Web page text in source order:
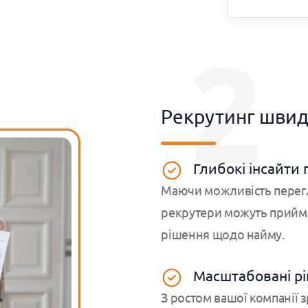
Рекрутинг
2
Глибокі
Маючи можливість
рекрутери можуть
рішення щодо найму.
Масштабовані
З ростом вашої компанії